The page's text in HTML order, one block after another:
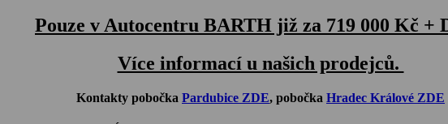
Pouze v Autocentru BARTH již za 719 000 Kč +
Více informací u našich prodejců.
Kontakty pobočka Pardubice ZDE, pobočka Hradec Králové ZDE